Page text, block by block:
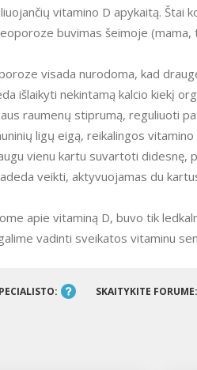
vitamino D apykaitą. Štai
buvimas šeimoje
visada nurodoma, kad
išlaikyti nekintamą kalcio kiekį
raumenų stiprumą, reguliuoti
ligų eigą, reikalingos
vienu kartu suvartoti didesnę,
veikti, aktyvuojamas du
apie vitaminą D, buvo tik
vadinti sveikatos vitaminu
SKAITYKITE FORUME: